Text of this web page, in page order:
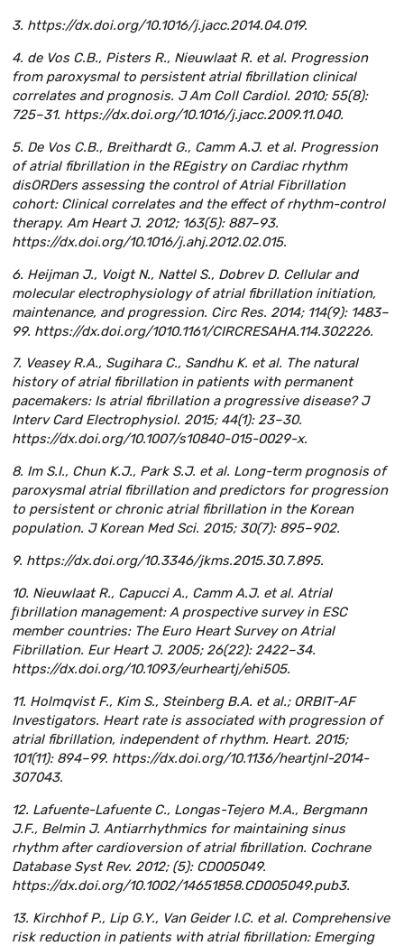
3. https://dx.doi.org/10.1016/j.jacc.2014.04.019.
4. de Vos C.B., Pisters R., Nieuwlaat R. et al. Progression
from paroxysmal to persistent atrial fibrillation clinical
correlates and prognosis. J Am Coll Cardiol. 2010; 55(8):
725–31. https://dx.doi.org/10.1016/j.jacc.2009.11.040.
5. De Vos C.B., Breithardt G., Camm A.J. et al. Progression
of atrial fibrillation in the REgistry on Cardiac rhythm
disORDers assessing the control of Atrial Fibrillation
cohort: Clinical correlates and the effect of rhythm-control
therapy. Am Heart J. 2012; 163(5): 887–93.
https://dx.doi.org/10.1016/j.ahj.2012.02.015.
6. Heijman J., Voigt N., Nattel S., Dobrev D. Cellular and
molecular electrophysiology of atrial fibrillation initiation,
maintenance, and progression. Circ Res. 2014; 114(9): 1483–
99. https://dx.doi.org/1010.1161/CIRCRESAHA.114.302226.
7. Veasey R.A., Sugihara C., Sandhu K. et al. The natural
history of atrial fibrillation in patients with permanent
pacemakers: Is atrial fibrillation a progressive disease? J
Interv Card Electrophysiol. 2015; 44(1): 23–30.
https://dx.doi.org/10.1007/s10840-015-0029-x.
8. Im S.I., Chun K.J., Park S.J. et al. Long-term prognosis of
paroxysmal atrial fibrillation and predictors for progression
to persistent or chronic atrial fibrillation in the Korean
population. J Korean Med Sci. 2015; 30(7): 895–902.
9. https://dx.doi.org/10.3346/jkms.2015.30.7.895.
10. Nieuwlaat R., Capucci A., Camm A.J. et al. Atrial
ﬁbrillation management: A prospective survey in ESC
member countries: The Euro Heart Survey on Atrial
Fibrillation. Eur Heart J. 2005; 26(22): 2422–34.
https://dx.doi.org/10.1093/eurheartj/ehi505.
11. Holmqvist F., Kim S., Steinberg B.A. et al.; ORBIT-AF
Investigators. Heart rate is associated with progression of
atrial fibrillation, independent of rhythm. Heart. 2015;
101(11): 894–99. https://dx.doi.org/10.1136/heartjnl-2014-
307043.
12. Lafuente-Lafuente C., Longas-Tejero M.A., Bergmann
J.F., Belmin J. Antiarrhythmics for maintaining sinus
rhythm after cardioversion of atrial fibrillation. Cochrane
Database Syst Rev. 2012; (5): CD005049.
https://dx.doi.org/10.1002/14651858.CD005049.pub3.
13. Kirchhof P., Lip G.Y., Van Geider I.C. et al. Comprehensive
risk reduction in patients with atrial fibrillation: Emerging